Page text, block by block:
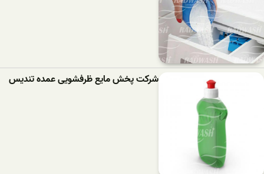
شرکت پخش مایع ظرفشویی عمده تندیس